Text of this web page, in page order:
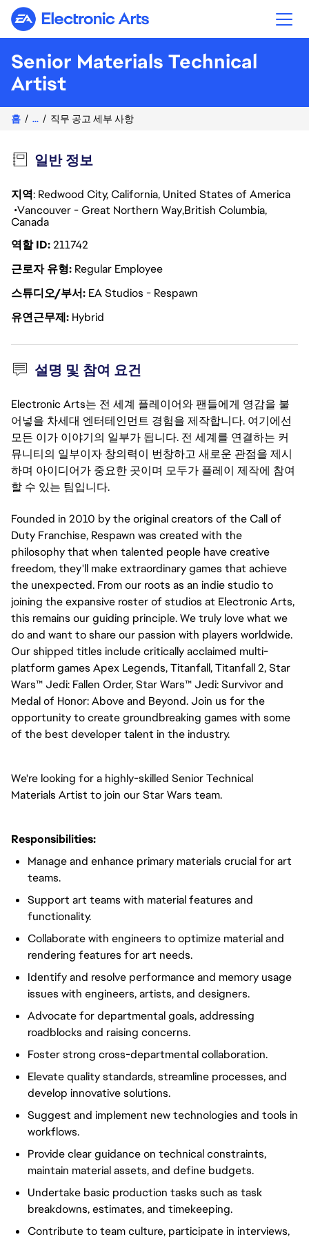
Electronic Arts
Senior Materials Technical
Artist
홈 ... 직무 공고 세부 사항
일반 정보
지역: Redwood City, California, United States of America
Vancouver - Great Northern WayBritish Columbia
Canada
역할 ID211742
근로자 유형 Regular Employee
스튜디오/부서 EA Studios - Respawn
유연근무제 Hybrid
설명 및 참여 요건
Electronic Arts는 전 세계 플레이어와 팬들에게 영감을 불
어넣을 차세대 엔터테인먼트 경험을 제작합니다. 여기에선
모든 이가 이야기의 일부가 됩니다. 전 세계를 연결하는 커
뮤니티의 일부이자 창의력이 번창하고 새로운 관점을 제시
하며 아이디어가 중요한 곳이며 모두가 플레이 제작에 참여
할 수 있는 팀입니다.
Founded in 2010 by the original creators of the Call of
Duty Franchise, Respawn was created with the
philosophy that when talented people have creative
freedom, they'll make extraordinary games that achieve
the unexpected. From our roots as an indie studio to
joining the expansive roster of studios at Electronic Arts,
this remains our guiding principle. We truly love what we
do and want to share our passion with players worldwide.
Our shipped titles include critically acclaimed multi-
platform games Apex Legends, Titanfall, Titanfall 2, Star
Wars™ Jedi: Fallen Order, Star Wars™ Jedi: Survivor and
Medal of Honor: Above and Beyond. Join us for the
opportunity to create groundbreaking games with some
of the best developer talent in the industry.
We're looking for a highly-skilled Senior Technical
Materials Artist to join our Star Wars team.
Responsibilities:
Manage and enhance primary materials crucial for art
teams.
Support art teams with material features and
functionality.
Collaborate with engineers to optimize material and
rendering features for art needs.
Identify and resolve performance and memory usage
issues with engineers, artists, and designers.
Advocate for departmental goals, addressing
roadblocks and raising concerns.
Foster strong cross-departmental collaboration.
Elevate quality standards, streamline processes, and
develop innovative solutions.
Suggest and implement new technologies and tools in
workflows.
Provide clear guidance on technical constraints,
maintain material assets, and define budgets.
Undertake basic production tasks such as task
breakdowns, estimates, and timekeeping.
Contribute to team culture, participate in interviews,